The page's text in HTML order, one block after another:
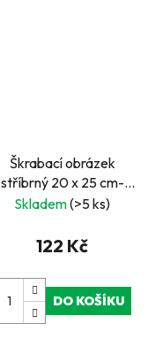
Škrabací obrázek
stříbrný 20 x 25 cm-
Delfín
Skladem(>5 ks)
122 Kč
DO KOŠÍKU